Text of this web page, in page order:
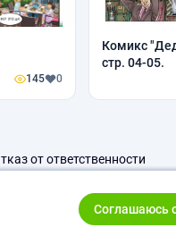
145 0
Комикс
стр. 04-05.
от ответственности
Соглашаюсь